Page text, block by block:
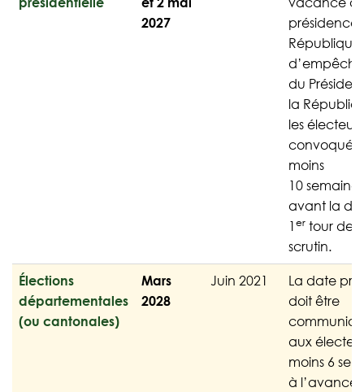
2027
présidence
République
du
la
les
convoqués
moins
10 semaines
avant la
1 er tour de
scrutin.
Élections
départementales
(ou cantonales)
Mars
2028
Juin 2021
La date
doit être
aux
moins 6
à l’avance.